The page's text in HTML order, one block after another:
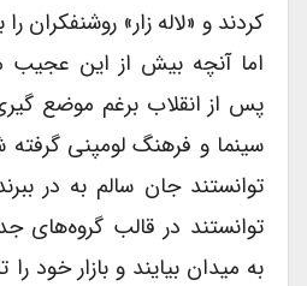
کردند و «لاله زار» روشنفکران را
اما آنچه بیش از این عجیب
پس از انقلاب برغم موضع
سینما و فرهنگ لومپنی گرفته
توانستند جان سالم به در
توانستند در قالب گروه‌های
به میدان بیایند و بازار خود را